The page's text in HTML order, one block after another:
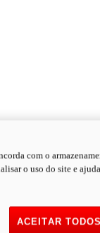
com o
o uso do site e
ACEITAR